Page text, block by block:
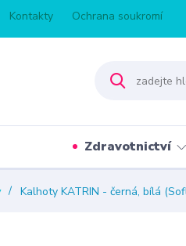
Kontakty Ochrana soukromí
Zdravotnictví
Kalhoty KATRIN - černá, bílá